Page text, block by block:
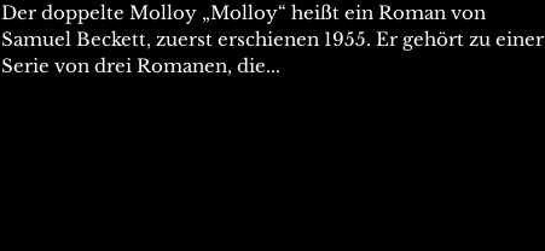
Der doppelte Molloy „Molloy“ heißt ein Roman von
Samuel Beckett, zuerst erschienen 1955. Er gehört zu einer
Serie von drei Romanen, die...